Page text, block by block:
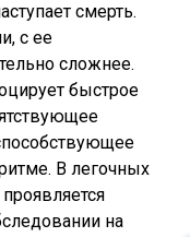
смерть.
с ее
сложнее.
быстрое
В легочных
на